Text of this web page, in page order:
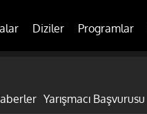
Diziler Programlar
Yarışmacı Başvurusu